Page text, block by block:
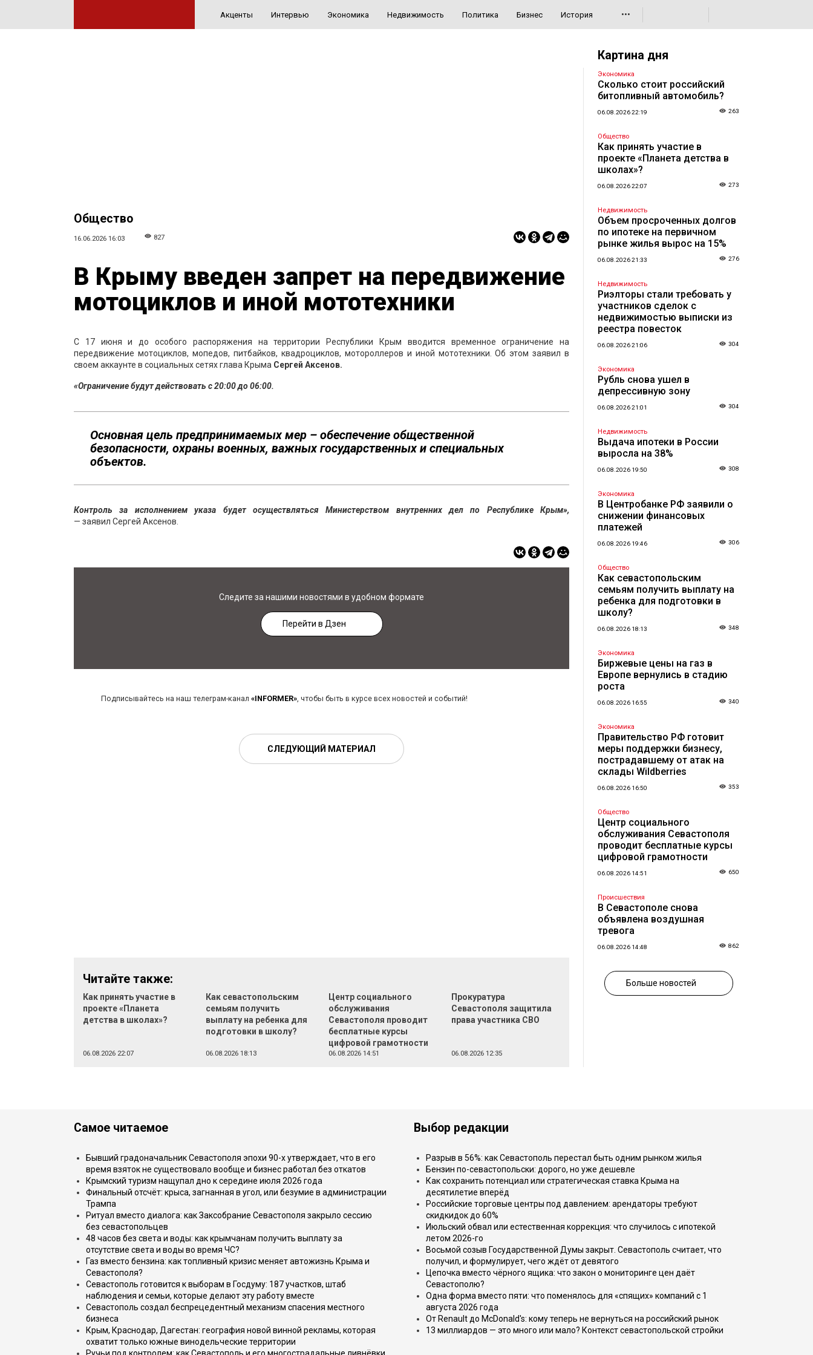
Акценты Интервью Экономика Недвижимость Политика Бизнес История •••
Общество
16.06.2026 16:03 827
В Крыму введен запрет на передвижение
мотоциклов и иной мототехники
С 17 июня и до особого распоряжения на территории Республики Крым вводится временное ограничение на
передвижение мотоциклов, мопедов, питбайков, квадроциклов, мотороллеров и иной мототехники. Об этом заявил в
своем аккаунте в социальных сетях глава Крыма Сергей Аксенов.
«Ограничение будут действовать с 20:00 до 06:00.
Основная цель предпринимаемых мер – обеспечение общественной
безопасности, охраны военных, важных государственных и специальных
объектов.
Контроль за исполнением указа будет осуществляться Министерством внутренних дел по Республике Крым»,
— заявил Сергей Аксенов.
Следите за нашими новостями в удобном формате
Перейти в Дзен
Подписывайтесь на наш телеграм-канал «INFORMER», чтобы быть в курсе всех новостей и событий!
СЛЕДУЮЩИЙ МАТЕРИАЛ
Читайте также:
Как принять участие в
проекте «Планета
детства в школах»?
06.08.2026 22:07
Как севастопольским
семьям получить
выплату на ребенка для
подготовки в школу?
06.08.2026 18:13
Центр социального
обслуживания
Севастополя проводит
бесплатные курсы
цифровой грамотности
06.08.2026 14:51
Прокуратура
Севастополя защитила
права участника СВО
06.08.2026 12:35
Картина дня
Экономика
Сколько стоит российский
битопливный автомобиль?
06.08.2026 22:19 263
Общество
Как принять участие в
проекте «Планета детства в
школах»?
06.08.2026 22:07 273
Недвижимость
Объем просроченных долгов
по ипотеке на первичном
рынке жилья вырос на 15%
06.08.2026 21:33 276
Недвижимость
Риэлторы стали требовать у
участников сделок с
недвижимостью выписки из
реестра повесток
06.08.2026 21:06 304
Экономика
Рубль снова ушел в
депрессивную зону
06.08.2026 21:01 304
Недвижимость
Выдача ипотеки в России
выросла на 38%
06.08.2026 19:50 308
Экономика
В Центробанке РФ заявили о
снижении финансовых
платежей
06.08.2026 19:46 306
Общество
Как севастопольским
семьям получить выплату на
ребенка для подготовки в
школу?
06.08.2026 18:13 348
Экономика
Биржевые цены на газ в
Европе вернулись в стадию
роста
06.08.2026 16:55 340
Экономика
Правительство РФ готовит
меры поддержки бизнесу,
пострадавшему от атак на
склады Wildberries
06.08.2026 16:50 353
Общество
Центр социального
обслуживания Севастополя
проводит бесплатные курсы
цифровой грамотности
06.08.2026 14:51 650
Происшествия
В Севастополе снова
объявлена воздушная
тревога
06.08.2026 14:48 862
Больше новостей
Самое читаемое
Бывший градоначальник Севастополя эпохи 90-х утверждает, что в его
время взяток не существовало вообще и бизнес работал без откатов
Крымский туризм нащупал дно к середине июля 2026 года
Финальный отсчёт: крыса, загнанная в угол, или безумие в администрации
Трампа
Ритуал вместо диалога: как Заксобрание Севастополя закрыло сессию
без севастопольцев
48 часов без света и воды: как крымчанам получить выплату за
отсутствие света и воды во время ЧС?
Газ вместо бензина: как топливный кризис меняет автожизнь Крыма и
Севастополя?
Севастополь готовится к выборам в Госдуму: 187 участков, штаб
наблюдения и семьи, которые делают эту работу вместе
Севастополь создал беспрецедентный механизм спасения местного
бизнеса
Крым, Краснодар, Дагестан: география новой винной рекламы, которая
охватит только южные винодельческие территории
Выбор редакции
Разрыв в 56%: как Севастополь перестал быть одним рынком жилья
Бензин по-севастопольски: дорого, но уже дешевле
Как сохранить потенциал или стратегическая ставка Крыма на
десятилетие вперёд
Российские торговые центры под давлением: арендаторы требуют
скидкидок до 60%
Июльский обвал или естественная коррекция: что случилось с ипотекой
летом 2026-го
Восьмой созыв Государственной Думы закрыт. Севастополь считает, что
получил, и формулирует, чего ждёт от девятого
Цепочка вместо чёрного ящика: что закон о мониторинге цен даёт
Севастополю?
Одна форма вместо пяти: что поменялось для «спящих» компаний с 1
августа 2026 года
От Renault до McDonald's: кому теперь не вернуться на российский рынок
13 миллиардов — это много или мало? Контекст севастопольской стройки